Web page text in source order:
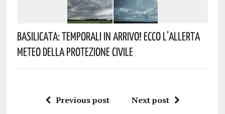
Basilicata: Temporali In Arrivo! Ecco L’allerta
Meteo Della Protezione Civile
Previous post Next post